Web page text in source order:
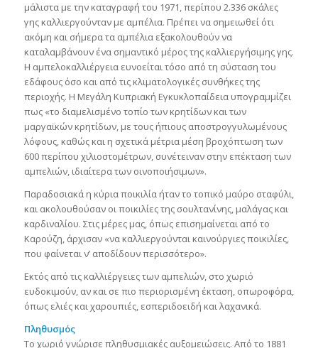
μάλιστα με την καταγραφή του 1971, περίπου 2.336 σκάλες
γης καλλιεργούνταν με αμπέλια. Πρέπει να σημειωθεί ότι
ακόμη και σήμερα τα αμπέλια εξακολουθούν να
καταλαμβάνουν ένα σημαντικό μέρος της καλλιεργήσιμης γης.
Η αμπελοκαλλιέργεια ευνοείται τόσο από τη σύσταση του
εδάφους όσο και από τις κλιματολογικές συνθήκες της
περιοχής. Η Μεγάλη Κυπριακή Εγκυκλοπαίδεια υπογραμμίζει
πως «το διαμελισμένο τοπίο των κρητίδων και των
μαργαϊκών κρητίδων, με τους ήπιους αποστρογγυλωμένους
λόφους, καθώς και η σχετικά μέτρια μέση βροχόπτωση των
600 περίπου χιλιοστομέτρων, συνέτειναν στην επέκταση των
αμπελιών, ιδιαίτερα των οινοποιήσιμων».
Παραδοσιακά η κύρια ποικιλία ήταν το τοπικό μαύρο σταφύλι,
και ακολουθούσαν οι ποικιλίες της σουλτανίνης, μαλάγας και
καρδιναλίου. Στις μέρες μας, όπως επισημαίνεται από το
Καρούζη, άρχισαν «να καλλιεργούνται καινούργιες ποικιλίες,
που φαίνεται ν’ αποδίδουν περισσότερο».
Εκτός από τις καλλιέργειες των αμπελιών, στο χωριό
ευδοκιμούν, αν και σε πιο περιορισμένη έκταση, οπωροφόρα,
όπως ελιές και χαρουπιές, εσπεριδοειδή και λαχανικά.
Πληθυσμός
Το χωριό γνώρισε πληθυσμιακές αυξομειώσεις. Από το 1881